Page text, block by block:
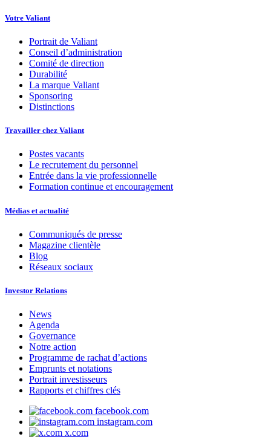
Votre Valiant
Portrait de Valiant
Conseil d’administration
Comité de direction
Durabilité
La marque Valiant
Sponsoring
Distinctions
Travailler chez Valiant
Postes vacants
Le recrutement du personnel
Entrée dans la vie professionnelle
Formation continue et encouragement
Médias et actualité
Communiqués de presse
Magazine clientèle
Blog
Réseaux sociaux
Investor Relations
News
Agenda
Governance
Notre action
Programme de rachat d’actions
Emprunts et notations
Portrait investisseurs
Rapports et chiffres clés
facebook.com
instagram.com
x.com